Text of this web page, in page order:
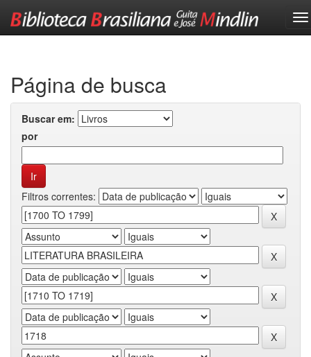
Página de busca
Buscar em:
por
Filtros correntes: